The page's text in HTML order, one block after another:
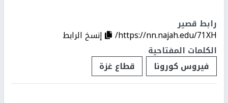
رابط قصير
https://nn.najah.edu/71XH/
إنسخ الرابط
الكلمات المفتاحية
فيروس كورونا
قطاع غزة